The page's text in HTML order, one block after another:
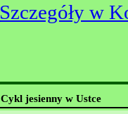
Szczegóły w
Cykl jesienny w Ustce